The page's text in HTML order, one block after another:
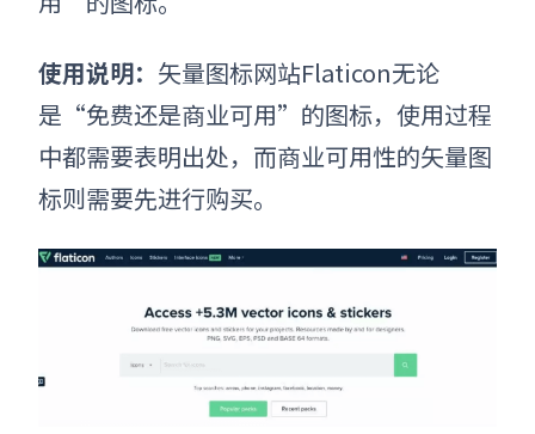
使用说明： 矢量图标网站Flaticon无论
是“免费还是商业可用”的图标，使用过程
中都需要表明出处，而商业可用性的矢量图
标则需要先进行购买。